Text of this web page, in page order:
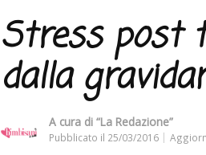
Stress post
dalla
A cura di “La Redazione”
Pubblicato il 25/03/2016